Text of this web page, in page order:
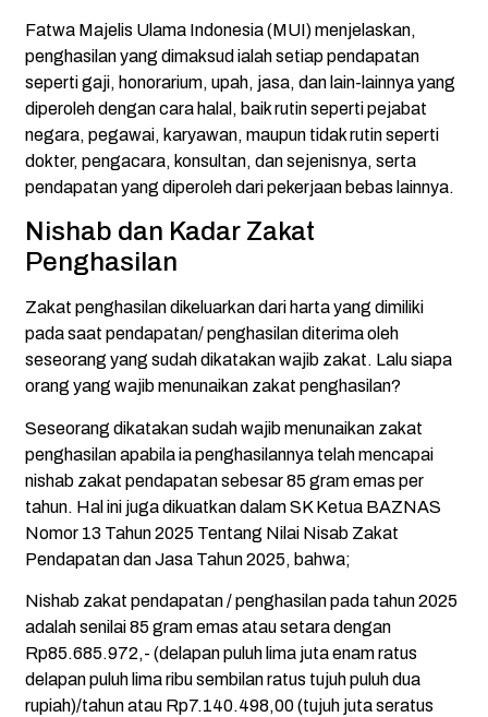
Fatwa Majelis Ulama Indonesia (MUI) menjelaskan,
penghasilan yang dimaksud ialah setiap pendapatan
seperti gaji, honorarium, upah, jasa, dan lain-lainnya yang
diperoleh dengan cara halal, baik rutin seperti pejabat
negara, pegawai, karyawan, maupun tidak rutin seperti
dokter, pengacara, konsultan, dan sejenisnya, serta
pendapatan yang diperoleh dari pekerjaan bebas lainnya.
Nishab dan Kadar Zakat
Penghasilan
Zakat penghasilan dikeluarkan dari harta yang dimiliki
pada saat pendapatan/ penghasilan diterima oleh
seseorang yang sudah dikatakan wajib zakat. Lalu siapa
orang yang wajib menunaikan zakat penghasilan?
Seseorang dikatakan sudah wajib menunaikan zakat
penghasilan apabila ia penghasilannya telah mencapai
nishab zakat pendapatan sebesar 85 gram emas per
tahun. Hal ini juga dikuatkan dalam SK Ketua BAZNAS
Nomor 13 Tahun 2025 Tentang Nilai Nisab Zakat
Pendapatan dan Jasa Tahun 2025, bahwa;
Nishab zakat pendapatan / penghasilan pada tahun 2025
adalah senilai 85 gram emas atau setara dengan
Rp85.685.972,- (delapan puluh lima juta enam ratus
delapan puluh lima ribu sembilan ratus tujuh puluh dua
rupiah)/tahun atau Rp7.140.498,00 (tujuh juta seratus